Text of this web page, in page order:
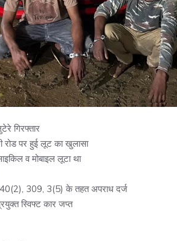
गिरफ्तार
रोड पर हुई लूट का खुलासा
व मोबाइल लूटा था
309, 3(5) के तहत अपराध दर्ज
स्विफ्ट कार जप्त